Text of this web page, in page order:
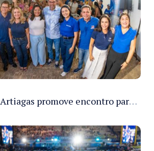
Instituto Eula Artiagas promove encontro para discutir melhorias para o bairro Petrópolis